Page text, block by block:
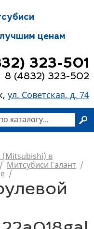
ценам
323-501
8 (4832) 323-502
ул. Советская, д. 74
(Mitsubishi) в
/ Митсубиси Галант /
/